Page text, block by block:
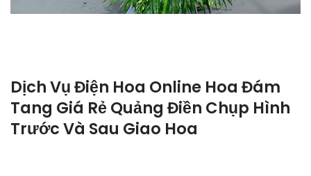
Dịch Vụ Điện Hoa Online Hoa Đám
Tang Giá Rẻ Quảng Điền Chụp Hình
Trước Và Sau Giao Hoa